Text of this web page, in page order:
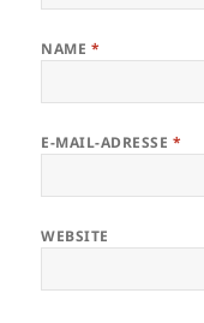
NAME *
E-MAIL-ADRESSE *
WEBSITE